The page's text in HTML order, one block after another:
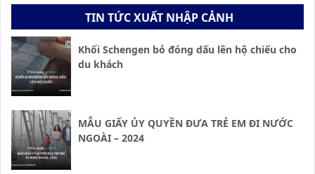
TIN TỨC XUẤT NHẬP CẢNH
Khối Schengen bỏ đóng dấu lên hộ chiếu cho
du khách
MẪU GIẤY ỦY QUYỀN ĐƯA TRẺ EM ĐI NƯỚC
NGOÀI – 2024